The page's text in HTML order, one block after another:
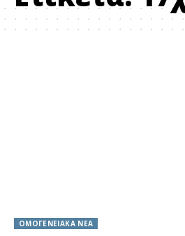
ΟΜΟΓΕΝΕΙΑΚΑ ΝΕΑ